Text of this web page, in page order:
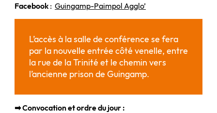
Facebook : Guingamp-Paimpol Agglo’
L’accès à la salle de conférence se fera
par la nouvelle entrée côté venelle, entre
la rue de la Trinité et le chemin vers
l’ancienne prison de Guingamp.
➡ Convocation et ordre du jour :